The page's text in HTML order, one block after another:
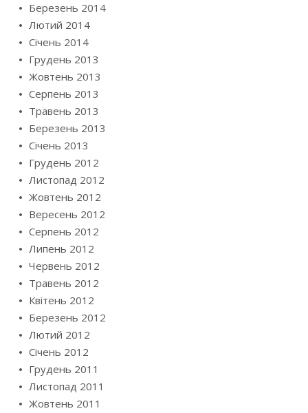
Березень 2014
Лютий 2014
Січень 2014
Грудень 2013
Жовтень 2013
Серпень 2013
Травень 2013
Березень 2013
Січень 2013
Грудень 2012
Листопад 2012
Жовтень 2012
Вересень 2012
Серпень 2012
Липень 2012
Червень 2012
Травень 2012
Квітень 2012
Березень 2012
Лютий 2012
Січень 2012
Грудень 2011
Листопад 2011
Жовтень 2011